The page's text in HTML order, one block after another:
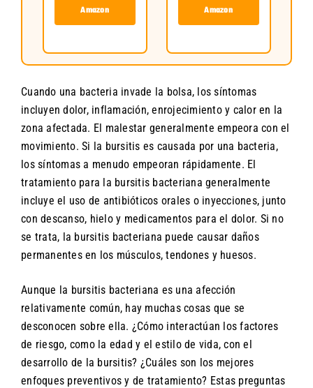
Amazon
Amazon
Cuando una bacteria invade la bolsa, los síntomas
incluyen dolor, inflamación, enrojecimiento y calor en la
zona afectada. El malestar generalmente empeora con el
movimiento. Si la bursitis es causada por una bacteria,
los síntomas a menudo empeoran rápidamente. El
tratamiento para la bursitis bacteriana generalmente
incluye el uso de antibióticos orales o inyecciones, junto
con descanso, hielo y medicamentos para el dolor. Si no
se trata, la bursitis bacteriana puede causar daños
permanentes en los músculos, tendones y huesos.
Aunque la bursitis bacteriana es una afección
relativamente común, hay muchas cosas que se
desconocen sobre ella. ¿Cómo interactúan los factores
de riesgo, como la edad y el estilo de vida, con el
desarrollo de la bursitis? ¿Cuáles son los mejores
enfoques preventivos y de tratamiento? Estas preguntas